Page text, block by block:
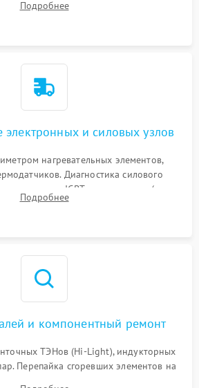
доступа к силовым платам, катушкам
Подробнее
электронных и силовых узлов
нагревательных элементов,
Диагностика силового
мостов и IGBT-транзисторов (для
кранов и газ-контроля (для газовых
Подробнее
и компонентный ремонт
ТЭНов (Hi-Light), индукторных
Перепайка сгоревших элементов на